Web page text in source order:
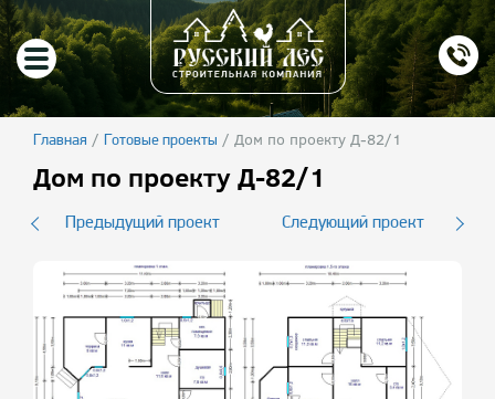
Главная / Готовые проекты / Дом по проекту Д-82/1
Дом по проекту Д-82/1
Предыдущий проект Следующий проект